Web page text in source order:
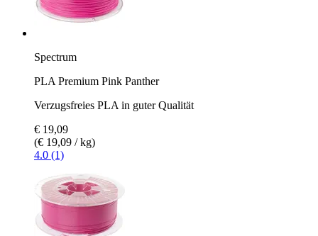
Spectrum
PLA Premium Pink Panther
Verzugsfreies PLA in guter Qualität
€ 19,09
(€ 19,09 / kg)
4.0 (1)